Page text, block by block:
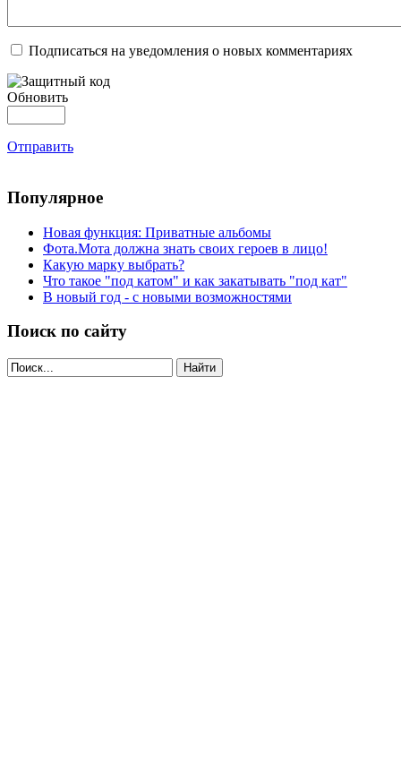
Подписаться на уведомления о новых комментариях
Обновить
Отправить
Популярное
Новая функция: Приватные альбомы
Фота.Мота должна знать своих героев в лицо!
Какую марку выбрать?
Что такое "под катом" и как закатывать "под кат"
В новый год - с новыми возможностями
Поиск по сайту
Найти